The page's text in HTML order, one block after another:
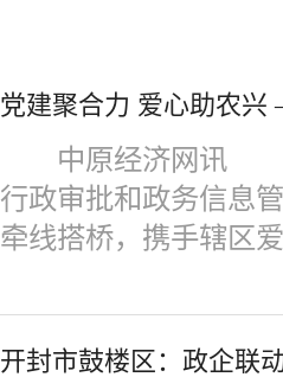
党建聚合力 爱心助农
中原经济网讯 盛
行政审批和政务信息
牵线搭桥，携手辖区
开封市鼓楼区：政企联